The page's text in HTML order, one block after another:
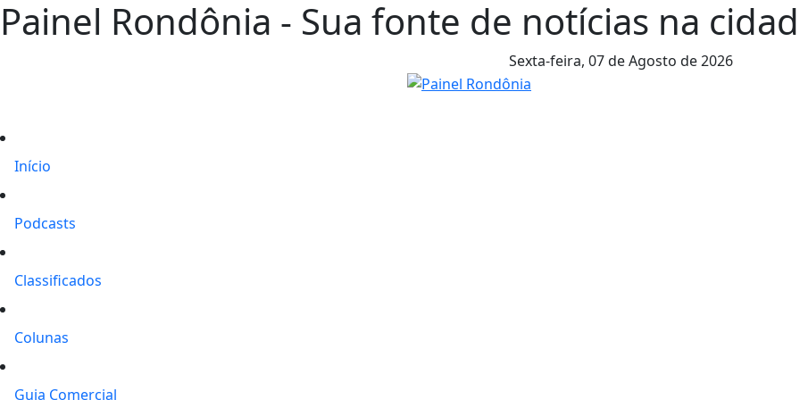
Painel Rondônia - Sua fonte de notícias na
Sexta-feira, 07 de Agosto de 2026
Início
Podcasts
Classificados
Colunas
Guia Comercial